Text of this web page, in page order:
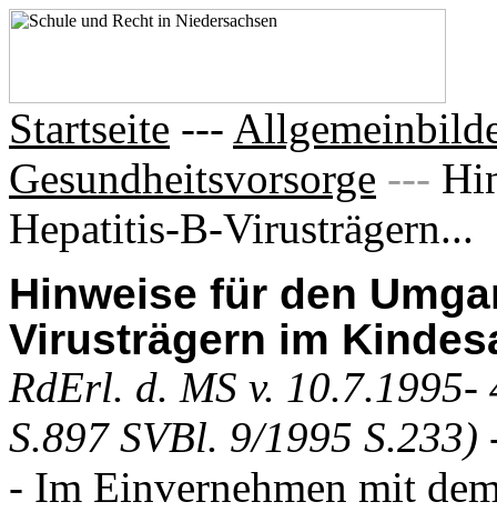
Startseite ---
Gesundheitsvorsorge ---
Hepatitis-B-Virusträgern...
Hinweise für den
Virusträgern im
RdErl. d. MS v.
S.897 SVBl. 9/1995
- Im Einvernehmen mit